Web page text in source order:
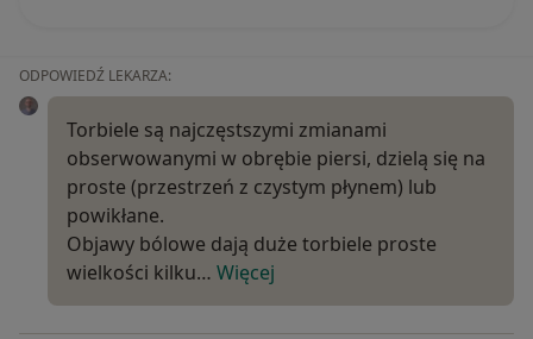
ODPOWIEDŹ LEKARZA:
Torbiele są najczęstszymi zmianami
obserwowanymi w obrębie piersi, dzielą się na
proste (przestrzeń z czystym płynem) lub
powikłane.
Objawy bólowe dają duże torbiele proste
wielkości kilku… Więcej